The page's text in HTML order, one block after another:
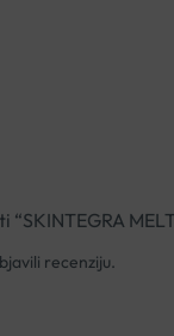
recenziju.